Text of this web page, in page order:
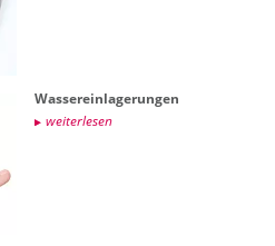
Was­ser­ein­la­ge­run­gen
wei­ter­le­sen